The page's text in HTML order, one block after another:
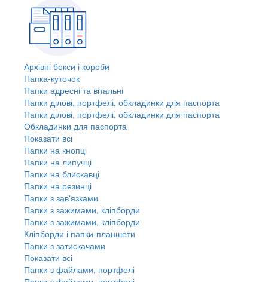
Архівні бокси і короби
Папка-куточок
Папки адресні та вітальні
Папки ділові, портфелі, обкладинки для паспорта
Папки ділові, портфелі, обкладинки для паспорта
Обкладинки для паспорта
Показати всі
Папки на кнопці
Папки на липучці
Папки на блискавці
Папки на резинці
Папки з зав'язками
Папки з зажимами, кліпборди
Папки з зажимами, кліпборди
Кліпборди і папки-планшети
Папки з затискачами
Показати всі
Папки з файлами, портфелі